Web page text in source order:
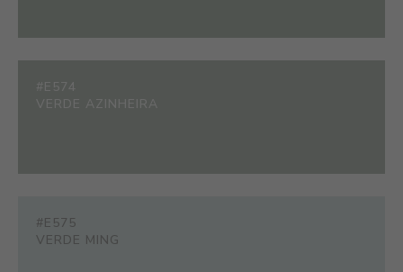
#E574
VERDE AZINHEIRA
#E575
VERDE MING